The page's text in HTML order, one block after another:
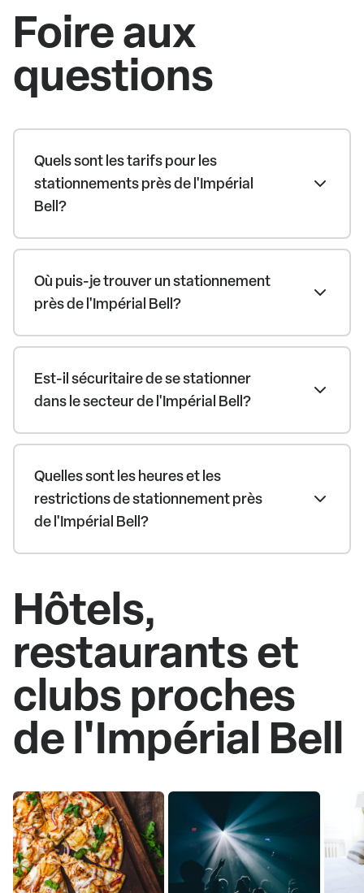
Foire aux
questions
Quels sont les tarifs pour les
stationnements près de l'Impérial
Bell?
Où puis-je trouver un stationnement
près de l'Impérial Bell?
Est-il sécuritaire de se stationner
dans le secteur de l'Impérial Bell?
Quelles sont les heures et les
restrictions de stationnement près
de l'Impérial Bell?
Hôtels,
restaurants et
clubs proches
de l'Impérial Bell